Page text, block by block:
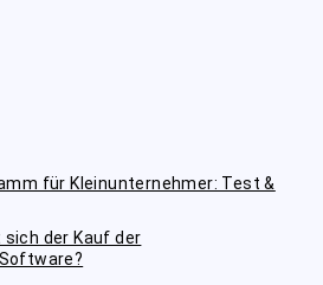
für Kleinunternehmer: Test &
sich der Kauf der